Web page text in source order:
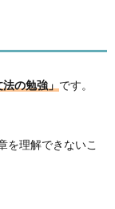
法の勉強」 です。
を理解できないこ